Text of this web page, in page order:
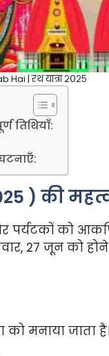
Hai | रथ यात्रा २०२५
तिथियाँ:
) की
पर्यटकों को
27 जून को
को मनाया जाता है।